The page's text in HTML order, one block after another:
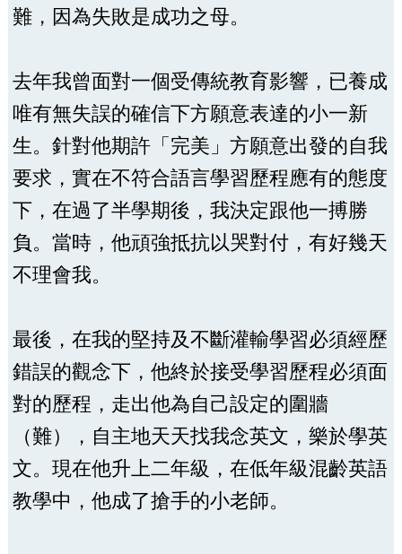
難，因為失敗是成功之母。
去年我曾面對一個受傳統教育影響，已養成
唯有無失誤的確信下方願意表達的小一新
生。針對他期許「完美」方願意出發的自我
要求，實在不符合語言學習歷程應有的態度
下，在過了半學期後，我決定跟他一搏勝
負。當時，他頑強抵抗以哭對付，有好幾天
不理會我。
最後，在我的堅持及不斷灌輸學習必須經歷
錯誤的觀念下，他終於接受學習歷程必須面
對的歷程，走出他為自己設定的圍牆
（難），自主地天天找我念英文，樂於學英
文。現在他升上二年級，在低年級混齡英語
教學中，他成了搶手的小老師。